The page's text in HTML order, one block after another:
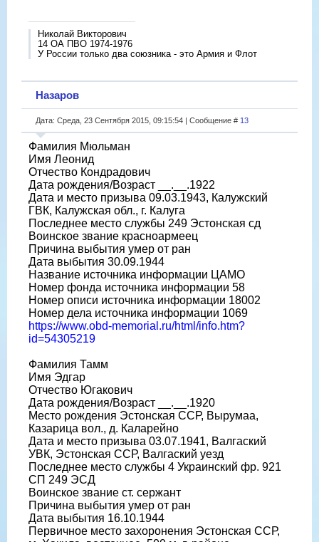
Николай Викторович
14 ОА ПВО 1974-1976
У России только два союзника - это Армия и Флот
Назаров
Дата: Среда, 23 Сентября 2015, 09:15:54 | Сообщение # 13
Фамилия Мюльман
Имя Леонид
Отчество Кондрадович
Дата рождения/Возраст __.__.1922
Дата и место призыва 09.03.1943, Калужский
ГВК, Калужская обл., г. Калуга
Последнее место службы 249 Эстонская сд
Воинское звание красноармеец
Причина выбытия умер от ран
Дата выбытия 30.09.1944
Название источника информации ЦАМО
Номер фонда источника информации 58
Номер описи источника информации 18002
Номер дела источника информации 1069
https://www.obd-memorial.ru/html/info.htm?
id=54305219
Фамилия Тамм
Имя Эдгар
Отчество Югакович
Дата рождения/Возраст __.__.1920
Место рождения Эстонская ССР, Вырумаа,
Казарица вол., д. Каларейно
Дата и место призыва 03.07.1941, Валгаский
УВК, Эстонская ССР, Валгаский уезд
Последнее место службы 4 Украинский фр. 921
СП 249 ЭСД
Воинское звание ст. сержант
Причина выбытия умер от ран
Дата выбытия 16.10.1944
Первичное место захоронения Эстонская ССР,